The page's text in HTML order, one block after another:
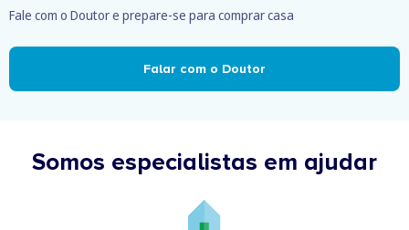
Fale com o Doutor e prepare-se para comprar casa
Falar com o Doutor
Somos especialistas em ajudar